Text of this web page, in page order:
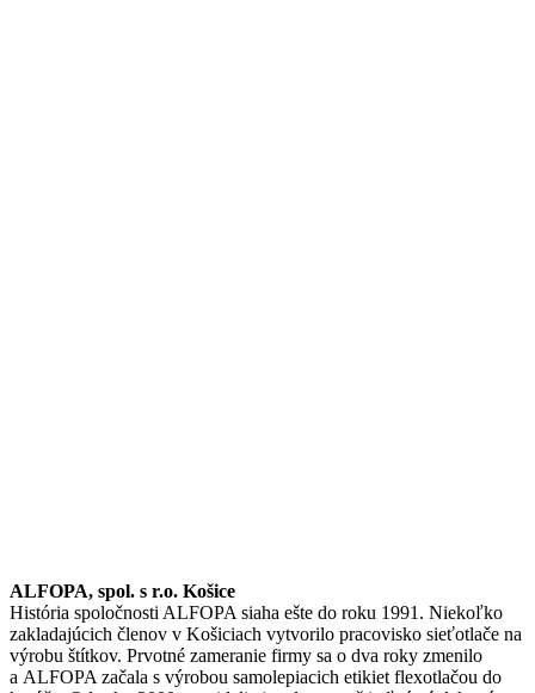
ALFOPA, spol. s r.o. Košice
História spoločnosti ALFOPA siaha ešte do roku 1991. Niekoľko
zakladajúcich členov v Košiciach vytvorilo pracovisko sieťotlače na
výrobu štítkov. Prvotné zameranie firmy sa o dva roky zmenilo
a ALFOPA začala s výrobou samolepiacich etikiet flexotlačou do